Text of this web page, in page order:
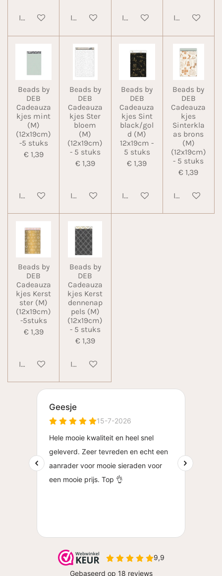
In winkelwagenIn winkelwagenIn winkelwagen
In
Beads by
DEB
Cadeauza
kjes mint
(M)
(12x19cm)
-5 stuks
€ 1,39
In winkelwagen
Beads by
DEB
Cadeauza
kjes Ster
bloem
(M)
(12x19cm)
- 5 stuks
€ 1,39
In winkelwagen
Beads by
DEB
Cadeauza
kjes Sint
black/gol
d (M)
12x19cm -
5 stuks
€ 1,39
In winkelwagen
Beads by
DEB
Cadeauza
kjes
Sinterkla
as brons
(M)
(12x19cm)
- 5 stuks
€ 1,39
In
Beads by
DEB
Cadeauza
kjes Kerst
ster (M)
(12x19cm)
-5stuks
€ 1,39
In winkelwagen
Beads by
DEB
Cadeauza
kjes Kerst
dennenap
pels (M)
(12x19cm)
- 5 stuks
€ 1,39
In winkelwagen